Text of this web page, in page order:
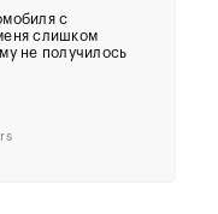
с
слишком
не получилось